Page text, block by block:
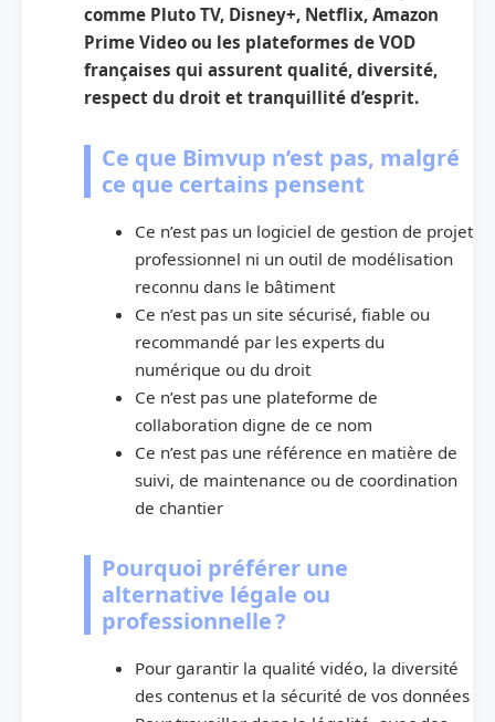
comme Pluto TV, Disney+, Netflix, Amazon
Prime Video ou les plateformes de VOD
françaises qui assurent qualité, diversité,
respect du droit et tranquillité d’esprit.
Ce que Bimvup n’est pas, malgré
ce que certains pensent
Ce n’est pas un logiciel de gestion de projet
professionnel ni un outil de modélisation
reconnu dans le bâtiment
Ce n’est pas un site sécurisé, fiable ou
recommandé par les experts du
numérique ou du droit
Ce n’est pas une plateforme de
collaboration digne de ce nom
Ce n’est pas une référence en matière de
suivi, de maintenance ou de coordination
de chantier
Pourquoi préférer une
alternative légale ou
professionnelle ?
Pour garantir la qualité vidéo, la diversité
des contenus et la sécurité de vos données